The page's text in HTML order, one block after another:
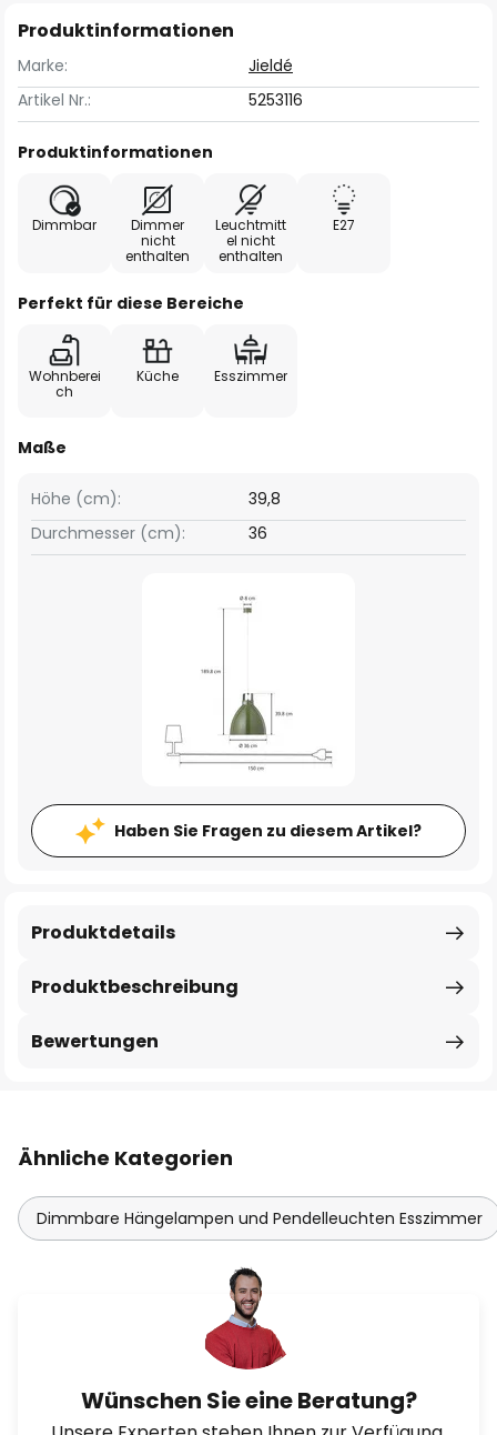
Produktinformationen
Marke:
Jieldé
Artikel Nr.:
5253116
Produktinformationen
Dimmbar
Dimmer
nicht
enthalten
Leuchtmitt
el nicht
enthalten
E27
Perfekt für diese Bereiche
Wohnberei
ch
Küche Esszimmer
Maße
Höhe (cm):
39,8
Durchmesser (cm):
36
Haben Sie Fragen zu diesem Artikel?
Produktbeschreibung
Produktdetails
Bewertungen
Ähnliche Kategorien
Dimmbare Hängelampen und Pendelleuchten Esszimmer
Wünschen Sie eine Beratung?